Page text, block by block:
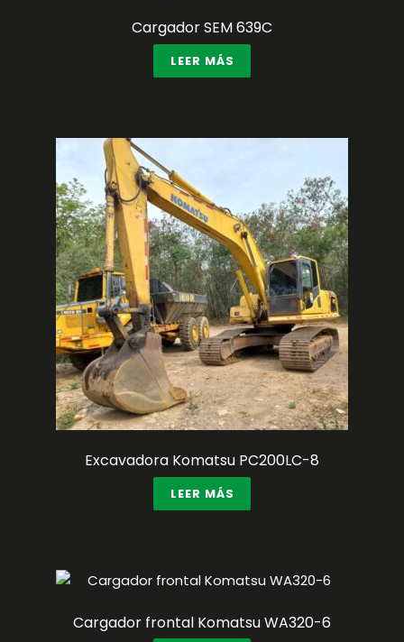
Cargador SEM 639C
LEER MÁS
Excavadora Komatsu PC200LC-8
LEER MÁS
Cargador frontal Komatsu WA320-6